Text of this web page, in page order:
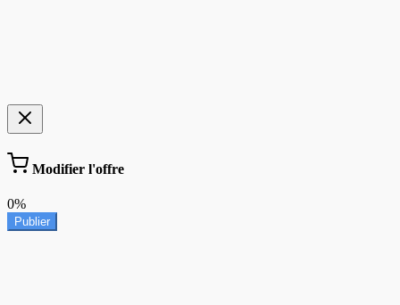
Modifier l'offre
0%
Publier